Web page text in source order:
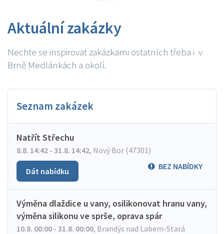
Aktuální zakázky
Nechte se inspirovat zakázkami ostatních třeba i v
Brně Medlánkách a okolí.
Seznam zakázek
Natřít Střechu
8.8. 14:42 - 31.8. 14:42, Nový Bor (47301)
BEZ NABÍDKY
Dát nabídku
Výměna dlaždice u vany, osilikonovat hranu vany,
výměna silikonu ve sprše, oprava spár
10.8. 00:00 - 31.8. 00:00, Brandýs nad Labem-Stará